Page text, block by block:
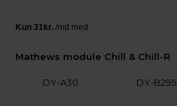
Mathews module Chill & Chill-R
DY-A30 DY-B295